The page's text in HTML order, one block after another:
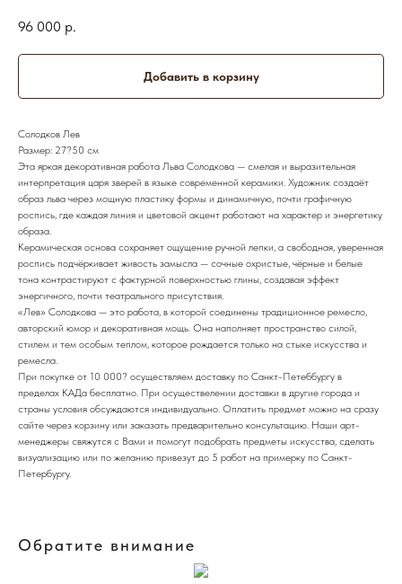
96 000 р.
Добавить в корзину
Солодков Лев
Размер: 27?50 см
Эта яркая декоративная работа Льва Солодкова — смелая и выразительная
интерпретация царя зверей в языке современной керамики. Художник создаёт
образ льва через мощную пластику формы и динамичную, почти графичную
роспись, где каждая линия и цветовой акцент работают на характер и энергетику
образа.
Керамическая основа сохраняет ощущение ручной лепки, а свободная, уверенная
роспись подчёркивает живость замысла — сочные охристые, чёрные и белые
тона контрастируют с фактурной поверхностью глины, создавая эффект
энергичного, почти театрального присутствия.
«Лев» Солодкова — это работа, в которой соединены традиционное ремесло,
авторский юмор и декоративная мощь. Она наполняет пространство силой,
стилем и тем особым теплом, которое рождается только на стыке искусства и
ремесла.
При покупке от 10 000? осуществляем доставку по Санкт-Петеббургу в
пределах КАДа бесплатно. При осуществелении доставки в другие города и
страны условия обсуждаются индивидуально. Оплатить предмет можно на сразу
сайте через корзину или заказать предварительно консультацию. Наши арт-
менеджеры свяжутся с Вами и помогут подобрать предметы искусства, сделать
визуализацию или по желанию привезут до 5 работ на примерку по Санкт-
Петербургу.
Обратите внимание